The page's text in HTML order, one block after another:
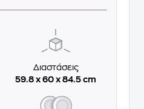
Διαστάσεις
59.8 x 60 x 84.5 cm